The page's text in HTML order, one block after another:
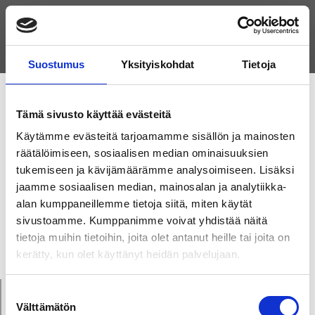
Suostumus Yksityiskohdat Tietoja
Tämä sivusto käyttää evästeitä
Käytämme evästeitä tarjoamamme sisällön ja mainosten
räätälöimiseen, sosiaalisen median ominaisuuksien
tukemiseen ja kävijämäärämme analysoimiseen. Lisäksi
jaamme sosiaalisen median, mainosalan ja analytiikka-
alan kumppaneillemme tietoja siitä, miten käytät
sivustoamme. Kumppanimme voivat yhdistää näitä
tietoja muihin tietoihin, joita olet antanut heille tai joita on
kerätty, kun olet käyttänyt heidän palvelujaan.
valinta
Välttämätön
AUTHOR:
OPTIKKOLIIKE |
RAISION
NÄKÖKULMA OY